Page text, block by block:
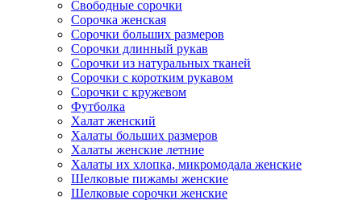
Свободные сорочки
Сорочка женская
Сорочки больших размеров
Сорочки длинный рукав
Сорочки из натуральных тканей
Сорочки с коротким рукавом
Сорочки с кружевом
Футболка
Халат женский
Халаты больших размеров
Халаты женские летние
Халаты их хлопка, микромодала женские
Шелковые пижамы женские
Шелковые сорочки женские